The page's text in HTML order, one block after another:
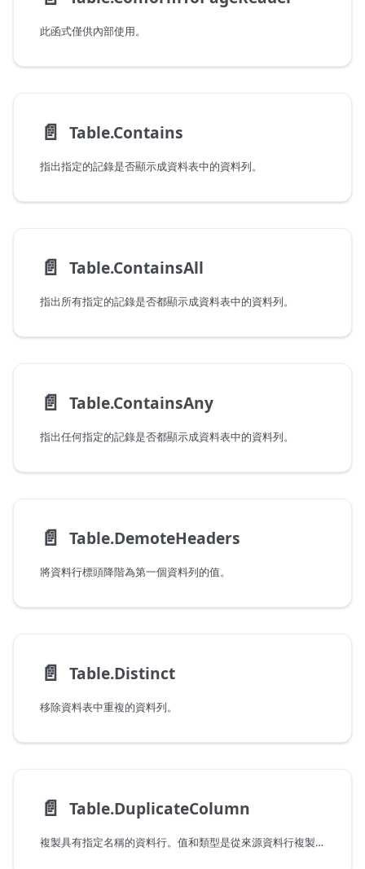
此函式僅供內部使用。
📄️ Table.Contains
指出指定的記錄是否顯示成資料表中的資料列。
📄️ Table.ContainsAll
指出所有指定的記錄是否都顯示成資料表中的資料列。
📄️ Table.ContainsAny
指出任何指定的記錄是否都顯示成資料表中的資料列。
📄️ Table.DemoteHeaders
將資料行標頭降階為第一個資料列的值。
📄️ Table.Distinct
移除資料表中重複的資料列。
📄️ Table.DuplicateColumn
複製具有指定名稱的資料行。值和類型是從來源資料行複製的。